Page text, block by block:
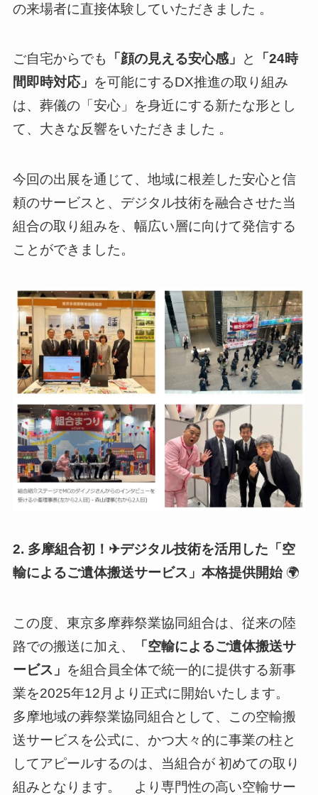
の来場者に直接体験していただきました 。
ご自宅からでも 「顔の見える安心感」 と
「24時
間即時対応」 を可能にするDX推進の取り組み
は、葬儀の「安心」を身近にする新たな形とし
て、大きな反響をいただきました 。
今回の出展を通じて、地域に根差した安心と信
頼のサービスと、デジタル技術を融合させた当
組合の取り組みを、幅広い層に向けて発信する
ことができました。
2. 多摩組合初！✈デジタル技術を活用した「空
輸によるご遺体搬送サービス」本格提供開始🌍
この度、東京多摩葬祭業協同組合は、従来の陸
路での搬送に加え、
「空輸によるご遺体搬送サ
ービス」 を組合員全体で統一的に提供する新事
業を2025年12月より正式に開始いたします。
多摩地域の葬祭業協同組合として、この空輸搬
送サービスを公式に、かつ大々的に事業の柱と
してアピールするのは、当組合が 初めての取り
組みとなります。 より専門性の高い空輸サー